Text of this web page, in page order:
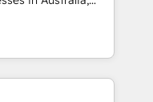
between systems
strategies Time-
their full
CRM
marketing,